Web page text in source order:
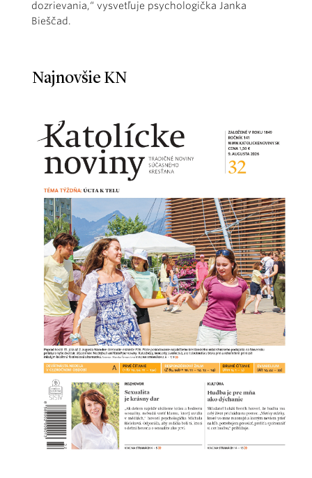
dozrievania,“ vysvetľuje psychologička Janka
Bieščad.
Najnovšie KN